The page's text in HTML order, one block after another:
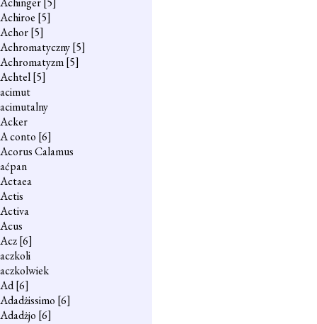
Achiroe [5]
Achor[5]
Achromatyczny[5]
Achromatyzm[5]
Achtel[5]
acimut
acimutalny
Acker
A conto [6]
Acorus Calamus
aćpan
Actaea
Actis
Activa
Acus
Acz[6]
aczkoli
aczkolwiek
Ad[6]
Adadżissimo [6]
Adadżjo [6]